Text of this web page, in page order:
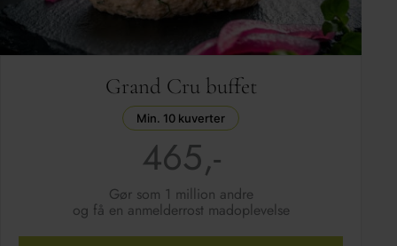
Grand Cru buffet
Min. 10 kuverter
465,-
Gør som 1 million andre
og få en anmelderrost madoplevelse